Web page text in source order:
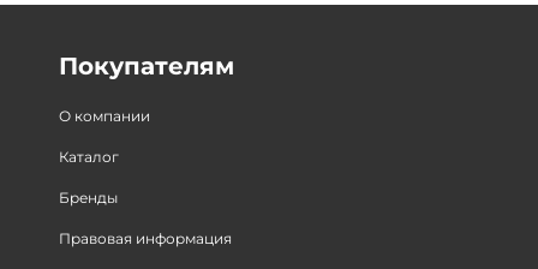
Покупателям
О компании
Каталог
Бренды
Правовая информация